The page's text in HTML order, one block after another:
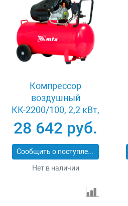
Компрессор
воздушный
КК-2200/100, 2,2 кВт,
350 л/мин, 100 л,
прямой привод,
масляный MTX 58033
28 642 руб.
Сообщить о поступлении
Нет в наличии